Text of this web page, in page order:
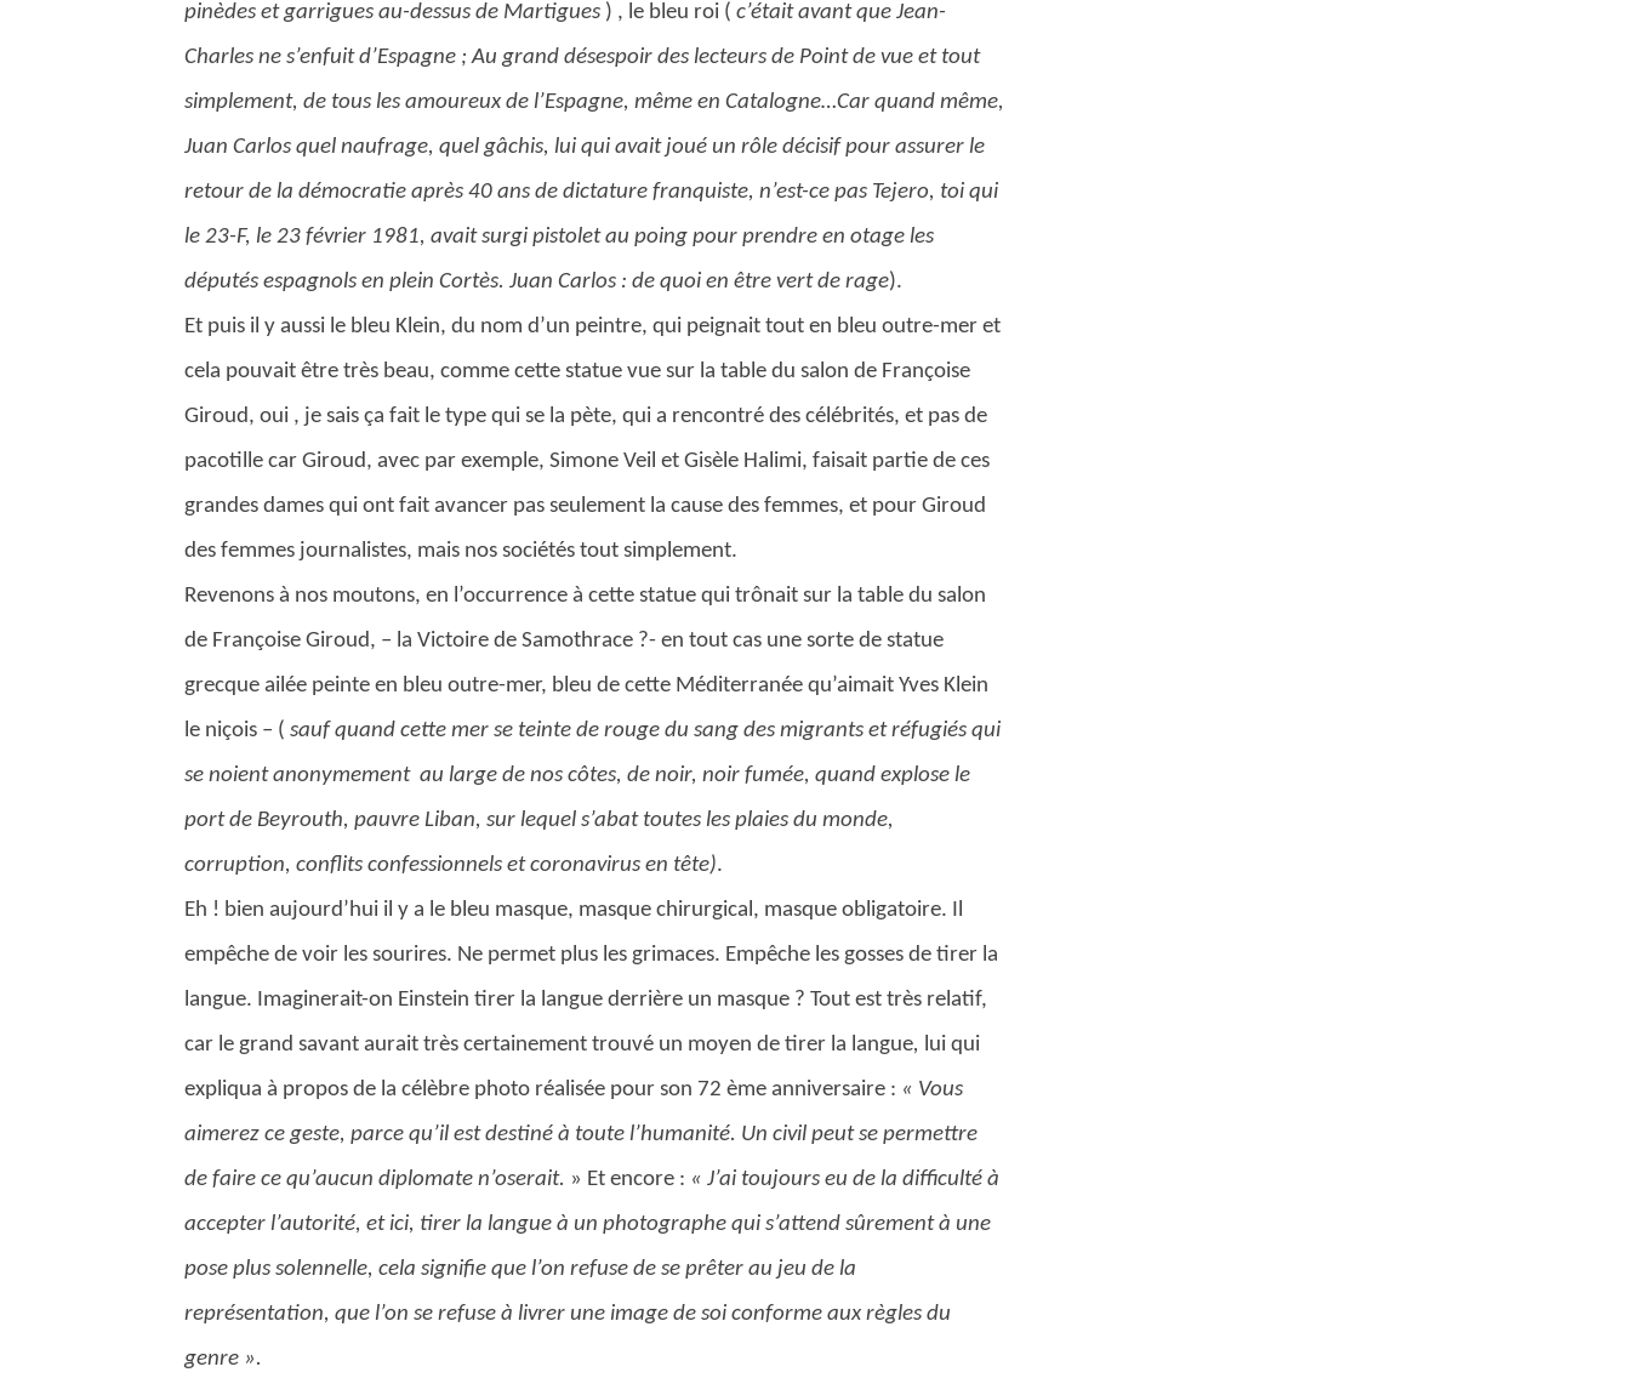
pinèdes et garrigues au-dessus de Martigues ) , le bleu roi ( c’était avant que Jean-
Charles ne s’enfuit d’Espagne ; Au grand désespoir des lecteurs de Point de vue et tout
simplement, de tous les amoureux de l’Espagne, même en Catalogne…Car quand même,
Juan Carlos quel naufrage, quel gâchis, lui qui avait joué un rôle décisif pour assurer le
retour de la démocratie après 40 ans de dictature franquiste, n’est-ce pas Tejero, toi qui
le 23-F, le 23 février 1981, avait surgi pistolet au poing pour prendre en otage les
députés espagnols en plein Cortès. Juan Carlos : de quoi en être vert de rage).
Et puis il y aussi le bleu Klein, du nom d’un peintre, qui peignait tout en bleu outre-mer et
cela pouvait être très beau, comme cette statue vue sur la table du salon de Françoise
Giroud, oui , je sais ça fait le type qui se la pète, qui a rencontré des célébrités, et pas de
pacotille car Giroud, avec par exemple, Simone Veil et Gisèle Halimi, faisait partie de ces
grandes dames qui ont fait avancer pas seulement la cause des femmes, et pour Giroud
des femmes journalistes, mais nos sociétés tout simplement.
Revenons à nos moutons, en l’occurrence à cette statue qui trônait sur la table du salon
de Françoise Giroud, – la Victoire de Samothrace ?- en tout cas une sorte de statue
grecque ailée peinte en bleu outre-mer, bleu de cette Méditerranée qu’aimait Yves Klein
le niçois – ( sauf quand cette mer se teinte de rouge du sang des migrants et réfugiés qui
se noient anonymement au large de nos côtes, de noir, noir fumée, quand explose le
port de Beyrouth, pauvre Liban, sur lequel s’abat toutes les plaies du monde,
corruption, conflits confessionnels et coronavirus en tête).
Eh ! bien aujourd’hui il y a le bleu masque, masque chirurgical, masque obligatoire. Il
empêche de voir les sourires. Ne permet plus les grimaces. Empêche les gosses de tirer la
langue. Imaginerait-on Einstein tirer la langue derrière un masque ? Tout est très relatif,
car le grand savant aurait très certainement trouvé un moyen de tirer la langue, lui qui
expliqua à propos de la célèbre photo réalisée pour son 72 ème anniversaire : « Vous
aimerez ce geste, parce qu’il est destiné à toute l’humanité. Un civil peut se permettre
de faire ce qu’aucun diplomate n’oserait. » Et encore : « J’ai toujours eu de la difficulté à
accepter l’autorité, et ici, tirer la langue à un photographe qui s’attend sûrement à une
pose plus solennelle, cela signifie que l’on refuse de se prêter au jeu de la
représentation, que l’on se refuse à livrer une image de soi conforme aux règles du
genre ».